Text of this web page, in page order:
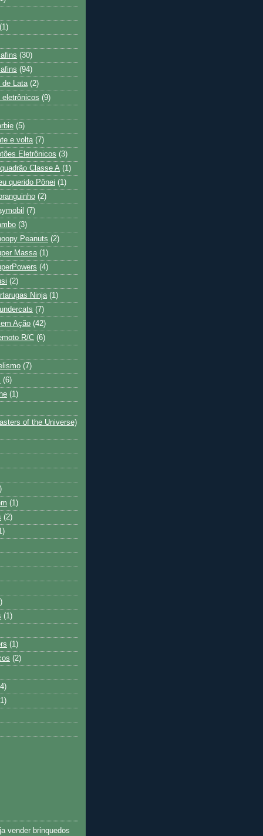
(1)
(30)
(94)
de Lata (2)
eletrônicos (9)
(5)
e volta (7)
Eletrônicos (3)
Classe A (1)
querido Pônei (1)
(2)
(7)
(3)
Peanuts (2)
Massa (1)
(4)
(2)
Ninja (1)
(7)
Ação (42)
R/C (6)
(7)
(6)
(1)
of the Universe)
(1)
(2)
(1)
(1)
(2)
vender brinquedos